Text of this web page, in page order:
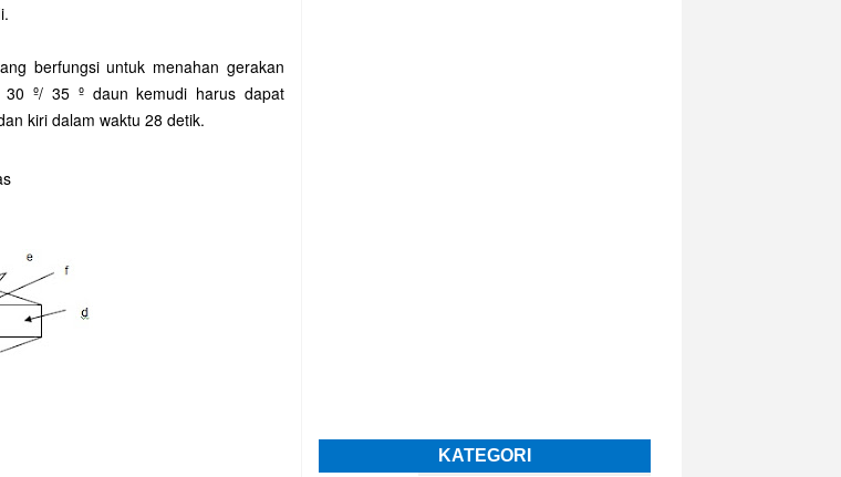
berfungsi untuk menahan gerakan
º/ 35 º daun kemudi harus dapat
kiri dalam waktu 28 detik.
KATEGORI